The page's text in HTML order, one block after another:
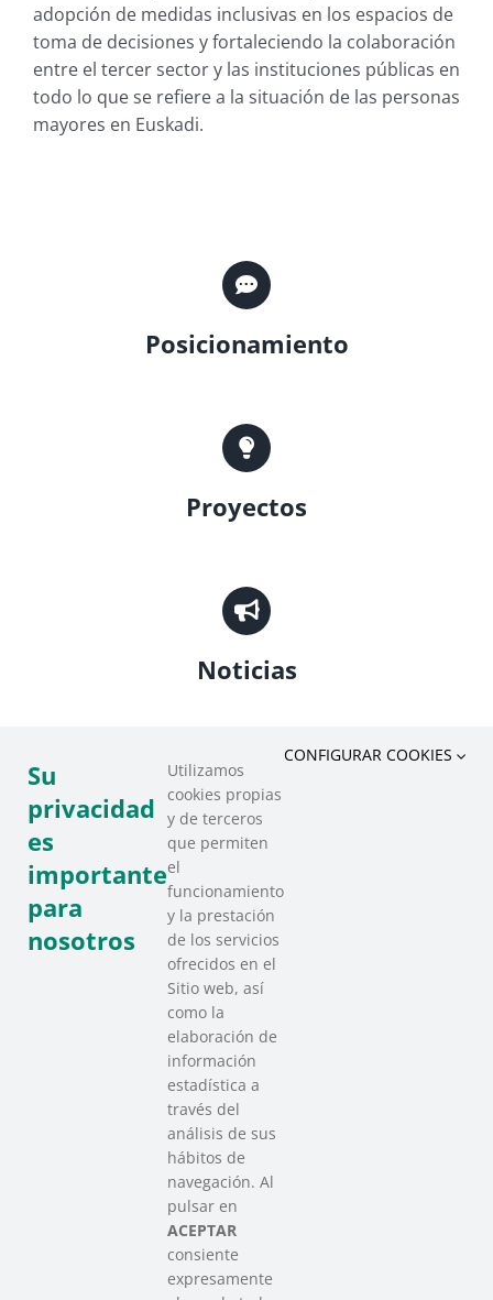
adopción de medidas inclusivas en los espacios de
toma de decisiones y fortaleciendo la colaboración
entre el tercer sector y las instituciones públicas en
todo lo que se refiere a la situación de las personas
mayores en Euskadi.
Posicionamiento
Proyectos
Noticias
Recursos
SAREEN SAREA
Asociación que agrupa a las redes
del Tercer Sector Social en Euskadi
Contacto
Su
privacidad
es
importante
para
nosotros
Utilizamos
cookies propias
y de terceros
que permiten
el
funcionamiento
y la prestación
de los servicios
ofrecidos en el
Sitio web, así
como la
elaboración de
información
estadística a
través del
análisis de sus
hábitos de
navegación. Al
pulsar en
ACEPTAR
consiente
expresamente
CONFIGURAR COOKIES